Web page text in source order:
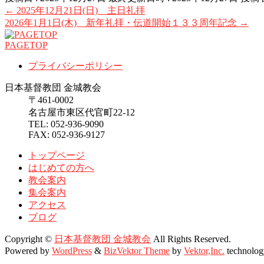
← 2025年12月21日(日) 主日礼拝
2026年1月1日(木) 新年礼拝・伝道開始１３３周年記念 →
PAGETOP
プライバシーポリシー
日本基督教団 金城教会
〒461-0002
名古屋市東区代官町22-12
TEL: 052-936-9090
FAX: 052-936-9127
トップページ
はじめての方へ
教会案内
集会案内
アクセス
ブログ
Copyright © 日本基督教団 金城教会 All Rights Reserved.
Powered by WordPress & BizVektor Theme by Vektor,Inc.